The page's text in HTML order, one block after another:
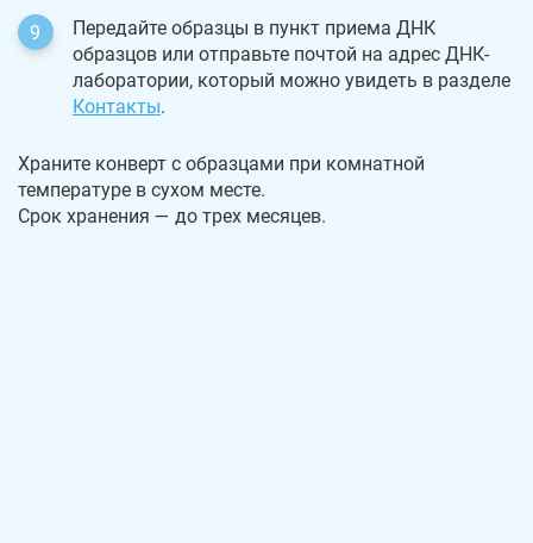
Передайте образцы в пункт приема ДНК
образцов или отправьте почтой на адрес ДНК-
лаборатории, который можно увидеть в разделе
Контакты.
Храните конверт с образцами при комнатной
температуре в сухом месте.
Срок хранения — до трех месяцев.